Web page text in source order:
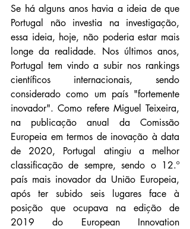
Se há alguns anos havia a ideia de que
Portugal não investia na investigação,
essa ideia, hoje, não poderia estar mais
longe da realidade. Nos últimos anos,
Portugal tem vindo a subir nos rankings
científicos internacionais, sendo
considerado como um país "fortemente
inovador". Como refere Miguel Teixeira,
na publicação anual da Comissão
Europeia em termos de inovação à data
de 2020, Portugal atingiu a melhor
classificação de sempre, sendo o 12.º
país mais inovador da União Europeia,
após ter subido seis lugares face à
posição que ocupava na edição de
2019 do European Innovation